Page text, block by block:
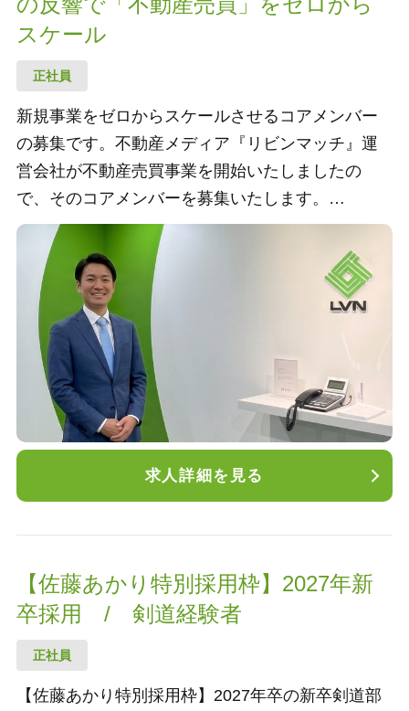
スケール
正社員
新規事業をゼロからスケールさせるコアメンバー
の募集です。不動産メディア『リビンマッチ』運
営会社が不動産売買事業を開始いたしましたの
で、そのコアメンバーを募集いたします。
給与：年収800万円～（事業責任者）、年収500万
円～800万円（メンバー）、賞与年2回、昇給年2回
諸手当：交通費全額支給、役職手当、資格手当、
家族手当、通信手当
求人詳細を見る
【佐藤あかり特別採用枠】2027年新
卒採用 / 剣道経験者
正社員
【佐藤あかり特別採用枠】2027年卒の新卒剣道部